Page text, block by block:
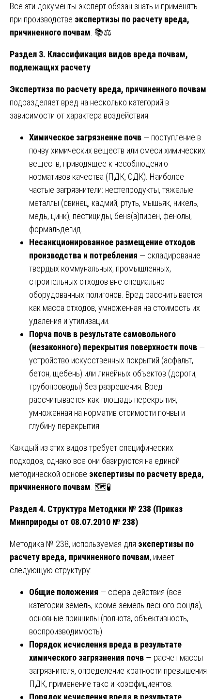
Все эти документы эксперт обязан знать и применять
при производстве экспертизы по расчету вреда,
причиненного почвам . 📚⚖️
Раздел 3. Классификация видов вреда почвам,
подлежащих расчету
Экспертиза по расчету вреда, причиненного почвам
подразделяет вред на несколько категорий в
зависимости от характера воздействия:
Химическое загрязнение почв — поступление в
почву химических веществ или смеси химических
веществ, приводящее к несоблюдению
нормативов качества (ПДК, ОДК). Наиболее
частые загрязнители: нефтепродукты, тяжелые
металлы (свинец, кадмий, ртуть, мышьяк, никель,
медь, цинк), пестициды, бенз(а)пирен, фенолы,
формальдегид.
Несанкционированное размещение отходов
производства и потребления — складирование
твердых коммунальных, промышленных,
строительных отходов вне специально
оборудованных полигонов. Вред рассчитывается
как масса отходов, умноженная на стоимость их
удаления и утилизации.
Порча почв в результате самовольного
(незаконного) перекрытия поверхности почв —
устройство искусственных покрытий (асфальт,
бетон, щебень) или линейных объектов (дороги,
трубопроводы) без разрешения. Вред
рассчитывается как площадь перекрытия,
умноженная на норматив стоимости почвы и
глубину перекрытия.
Каждый из этих видов требует специфических
подходов, однако все они базируются на единой
методической основе экспертизы по расчету вреда,
причиненного почвам . 🗺️🧪
Раздел 4. Структура Методики № 238 (Приказ
Минприроды от 08.07.2010 № 238)
Методика № 238, используемая для экспертизы по
расчету вреда, причиненного почвам, имеет
следующую структуру:
Общие положения — сфера действия (все
категории земель, кроме земель лесного фонда),
основные принципы (полнота, объективность,
воспроизводимость).
Порядок исчисления вреда в результате
химического загрязнения почв — расчет массы
загрязнителя, определение кратности превышения
ПДК, применение такс и коэффициентов.
Порядок исчисления вреда в результате